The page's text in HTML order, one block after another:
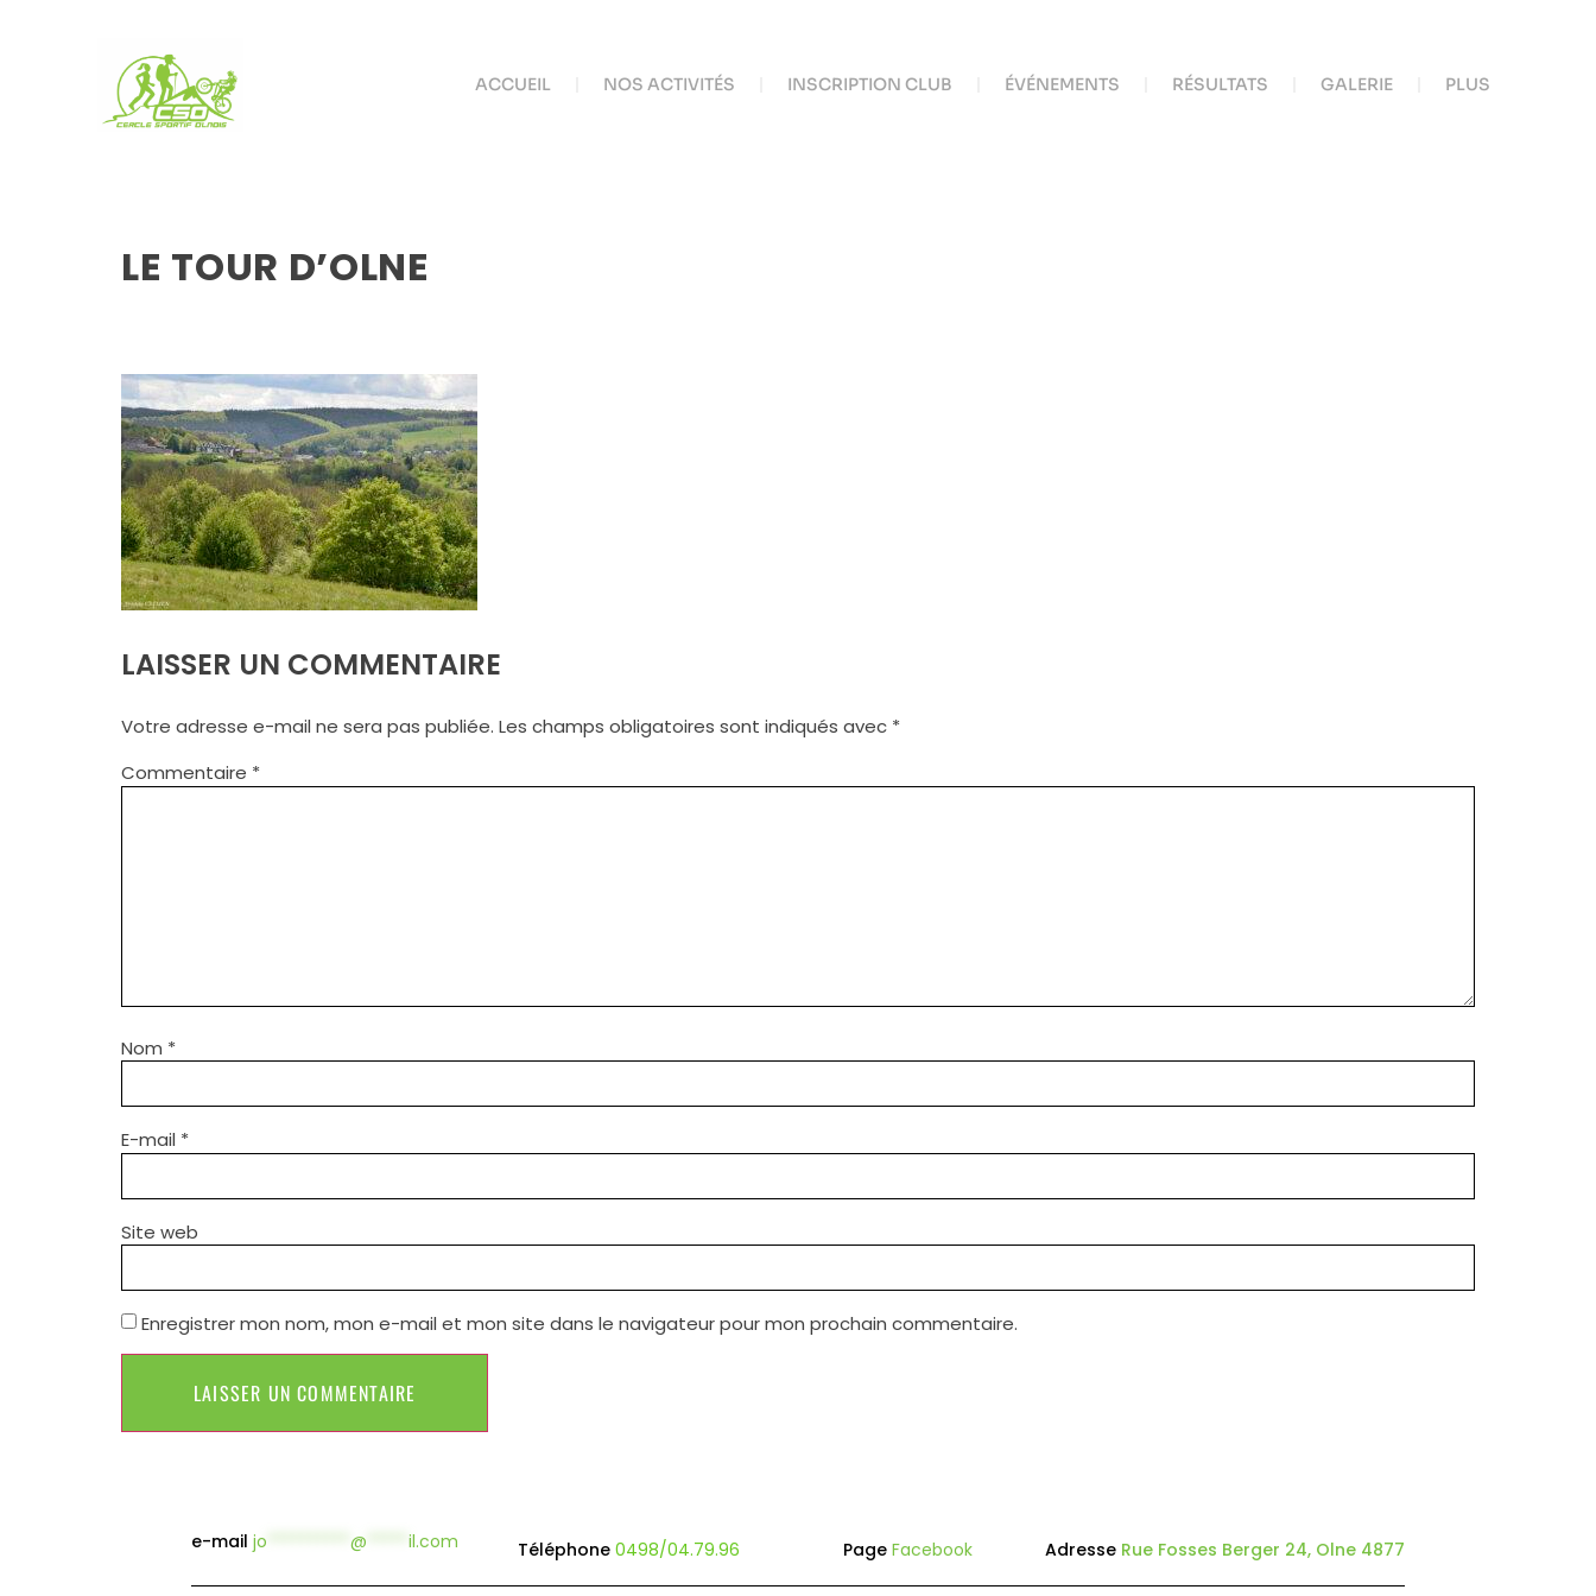
ACCUEIL NOS ACTIVITÉS INSCRIPTION CLUB ÉVÉNEMENTS RÉSULTATS GALERIE PLUS
LE TOUR D’OLNE
LAISSER UN COMMENTAIRE
Votre adresse e-mail ne sera pas publiée. Les champs obligatoires sont indiqués avec *
Commentaire *
Nom *
E-mail *
Site web
Enregistrer mon nom, mon e-mail et mon site dans le navigateur pour mon prochain commentaire.
e-mailjo **********@ *****il.com Téléphone0498/04.79.96 Page Facebook Adresse Rue Fosses Berger 24, Olne 4877